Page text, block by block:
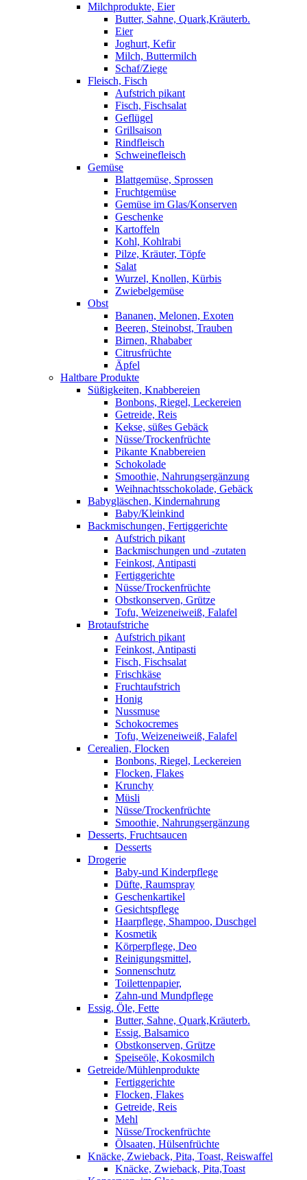
Milchprodukte, Eier
Butter, Sahne, Quark,Kräuterb.
Eier
Joghurt, Kefir
Milch, Buttermilch
Schaf/Ziege
Fleisch, Fisch
Aufstrich pikant
Fisch, Fischsalat
Geflügel
Grillsaison
Rindfleisch
Schweinefleisch
Gemüse
Blattgemüse, Sprossen
Fruchtgemüse
Gemüse im Glas/Konserven
Geschenke
Kartoffeln
Kohl, Kohlrabi
Pilze, Kräuter, Töpfe
Salat
Wurzel, Knollen, Kürbis
Zwiebelgemüse
Obst
Bananen, Melonen, Exoten
Beeren, Steinobst, Trauben
Birnen, Rhababer
Citrusfrüchte
Äpfel
Haltbare Produkte
Süßigkeiten, Knabbereien
Bonbons, Riegel, Leckereien
Getreide, Reis
Kekse, süßes Gebäck
Nüsse/Trockenfrüchte
Pikante Knabbereien
Schokolade
Smoothie, Nahrungsergänzung
Weihnachtsschokolade, Gebäck
Babygläschen, Kindernahrung
Baby/Kleinkind
Backmischungen, Fertiggerichte
Aufstrich pikant
Backmischungen und -zutaten
Feinkost, Antipasti
Fertiggerichte
Nüsse/Trockenfrüchte
Obstkonserven, Grütze
Tofu, Weizeneiweiß, Falafel
Brotaufstriche
Aufstrich pikant
Feinkost, Antipasti
Fisch, Fischsalat
Frischkäse
Fruchtaufstrich
Honig
Nussmuse
Schokocremes
Tofu, Weizeneiweiß, Falafel
Cerealien, Flocken
Bonbons, Riegel, Leckereien
Flocken, Flakes
Krunchy
Müsli
Nüsse/Trockenfrüchte
Smoothie, Nahrungsergänzung
Desserts, Fruchtsaucen
Desserts
Drogerie
Baby-und Kinderpflege
Düfte, Raumspray
Geschenkartikel
Gesichtspflege
Haarpflege, Shampoo, Duschgel
Kosmetik
Körperpflege, Deo
Reinigungsmittel,
Sonnenschutz
Toilettenpapier,
Zahn-und Mundpflege
Essig, Öle, Fette
Butter, Sahne, Quark,Kräuterb.
Essig, Balsamico
Obstkonserven, Grütze
Speiseöle, Kokosmilch
Getreide/Mühlenprodukte
Fertiggerichte
Flocken, Flakes
Getreide, Reis
Mehl
Nüsse/Trockenfrüchte
Ölsaaten, Hülsenfrüchte
Knäcke, Zwieback, Pita, Toast, Reiswaffel
Knäcke, Zwieback, Pita,Toast